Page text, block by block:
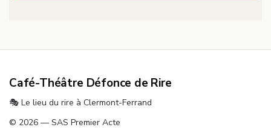
Café-Théâtre Défonce de Rire
🎭 Le lieu du rire à Clermont-Ferrand
© 2026 — SAS Premier Acte